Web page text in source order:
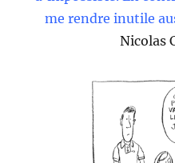
me rendre inutile
Nicolas